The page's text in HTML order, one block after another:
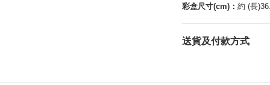
彩盒尺寸(cm)： 約 (長
送貨及付款方式